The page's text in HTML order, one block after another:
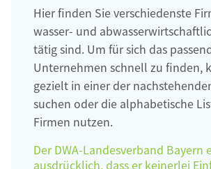
Hier finden Sie verschiedenste
wasser- und
tätig sind. Um für sich das
Unternehmen schnell zu finden,
gezielt in einer der
suchen oder die alphabetische
Firmen nutzen.
Der DWA-Landesverband Bayern
ausdrücklich, dass er keinerlei